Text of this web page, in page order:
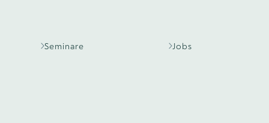
Seminare Jobs